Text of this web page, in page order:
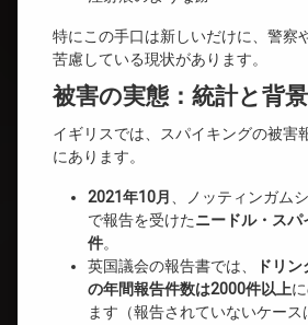
特にこの手口は新しいだけに、警察
苦慮している現状があります。
被害の実態：統計と背景
イギリスでは、スパイキングの被害
にあります。
2021年10月 、ノッティンガム
で報告を受けたニードル・ス
件。
英国議会の報告書では、
ドリ
の年間報告件数は2000件以上
ます（報告されていないケース